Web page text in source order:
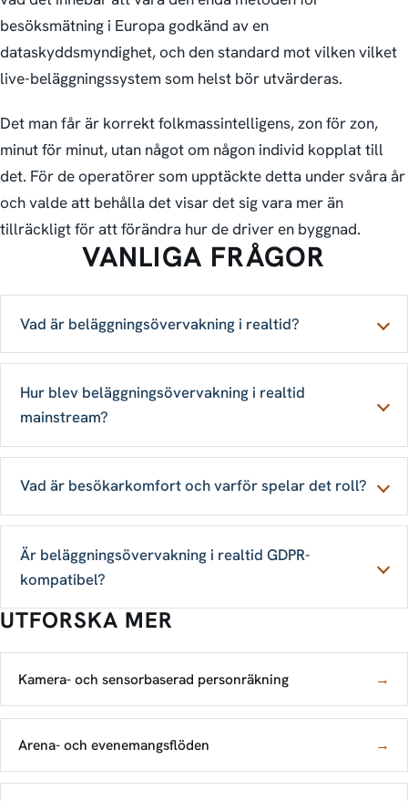
besöksmätning i Europa godkänd av en
dataskyddsmyndighet, och den standard mot vilken vilket
live-beläggningssystem som helst bör utvärderas.
Det man får är korrekt folkmassintelligens, zon för zon,
minut för minut, utan något om någon individ kopplat till
det. För de operatörer som upptäckte detta under svåra år
och valde att behålla det visar det sig vara mer än
tillräckligt för att förändra hur de driver en byggnad.
VANLIGA FRÅGOR
Vad är beläggnings­övervakning i realtid?
Hur blev beläggnings­övervakning i realtid
mainstream?
Vad är besökarkomfort och varför spelar det roll?
Är beläggnings­övervakning i realtid GDPR-
kompatibel?
UTFORSKA MER
Kamera- och sensorbaserad personräkning →
Arena- och evenemangsflöden →